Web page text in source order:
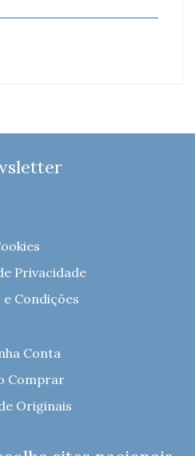
Privacidade
Condições
Conta
Comprar
Originais